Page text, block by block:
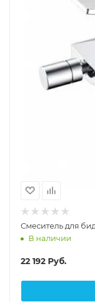
Смеситель для
В наличии
22 192 Руб.